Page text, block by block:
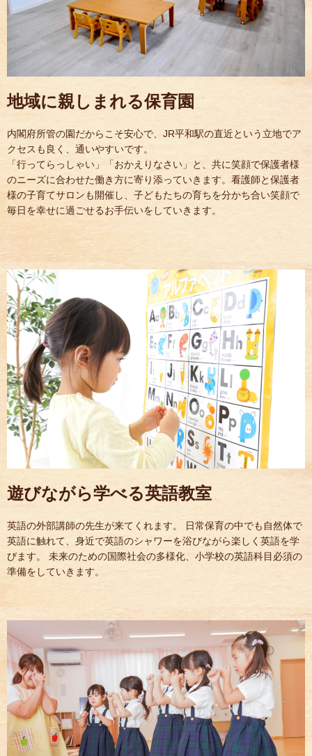
地域に親しまれる保育園
内閣府所管の園だからこそ安心で、JR平和駅の直近という立地でア
クセスも良く、通いやすいです。
「行ってらっしゃい」「おかえりなさい」と、共に笑顔で保護者様
のニーズに合わせた働き方に寄り添っていきます。看護師と保護者
様の子育てサロンも開催し、子どもたちの育ちを分かち合い笑顔で
毎日を幸せに過ごせるお手伝いをしていきます。
遊びながら学べる英語教室
英語の外部講師の先生が来てくれます。 日常保育の中でも自然体で
英語に触れて、身近で英語のシャワーを浴びながら楽しく英語を学
びます。 未来のための国際社会の多様化、小学校の英語科目必須の
準備をしていきます。